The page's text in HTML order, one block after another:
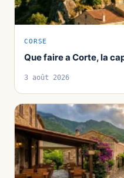
CORSE
Que faire a Corte, la
3 août 2026